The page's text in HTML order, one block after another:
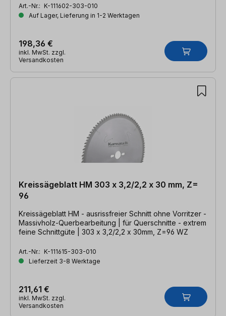
Art.-Nr.: K-111602-303-010
Auf Lager, Lieferung in 1-2 Werktagen
198,36 €
inkl. MwSt. zzgl.
Versandkosten
Kreissägeblatt HM 303 x 3,2/2,2 x 30 mm, Z=
96
Kreissägeblatt HM - ausrissfreier Schnitt ohne Vorritzer -
Massivholz-Querbearbeitung | für Querschnitte - extrem
feine Schnittgüte | 303 x 3,2/2,2 x 30mm, Z=96 WZ
Art.-Nr.: K-111615-303-010
Lieferzeit 3-8 Werktage
211,61 €
inkl. MwSt. zzgl.
Versandkosten